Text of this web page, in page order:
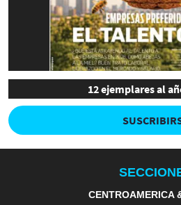
12 ejemplares al
CENTROAMERICA